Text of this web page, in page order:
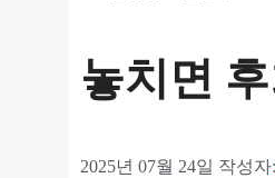
놓치면
2025년 07월 24일 작성자: